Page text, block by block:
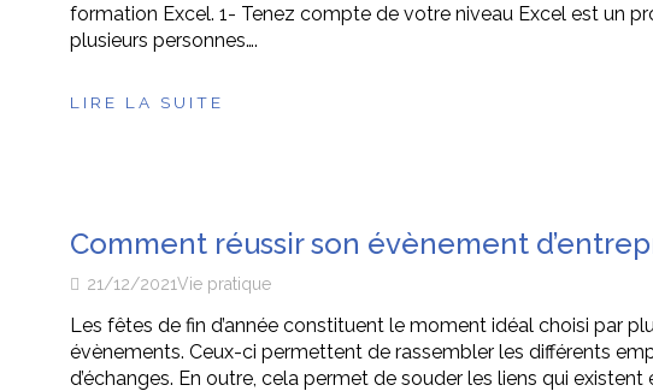
formation Excel. 1- Tenez compte de votre niveau Excel est un
plusieurs personnes….
LIRE LA SUITE
Comment réussir son évènement
21/12/2021Vie pratique
Les fêtes de fin d’année constituent le moment idéal choisi par
évènements. Ceux-ci permettent de rassembler les différents
d’échanges. En outre, cela permet de souder les liens qui